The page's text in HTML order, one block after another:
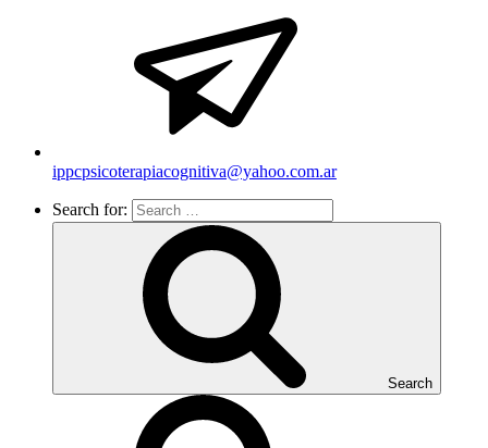
ippcpsicoterapiacognitiva@yahoo.com.ar
Search for:
Search